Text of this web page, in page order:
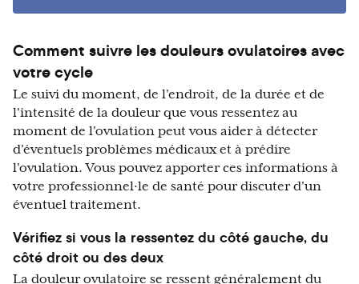
Comment suivre les douleurs ovulatoires avec
votre cycle
Le suivi du moment, de l'endroit, de la durée et de
l'intensité de la douleur que vous ressentez au
moment de l'ovulation peut vous aider à détecter
d'éventuels problèmes médicaux et à prédire
l'ovulation. Vous pouvez apporter ces informations à
votre professionnel·le de santé pour discuter d'un
éventuel traitement.
Vérifiez si vous la ressentez du côté gauche, du
côté droit ou des deux
La douleur ovulatoire se ressent généralement du